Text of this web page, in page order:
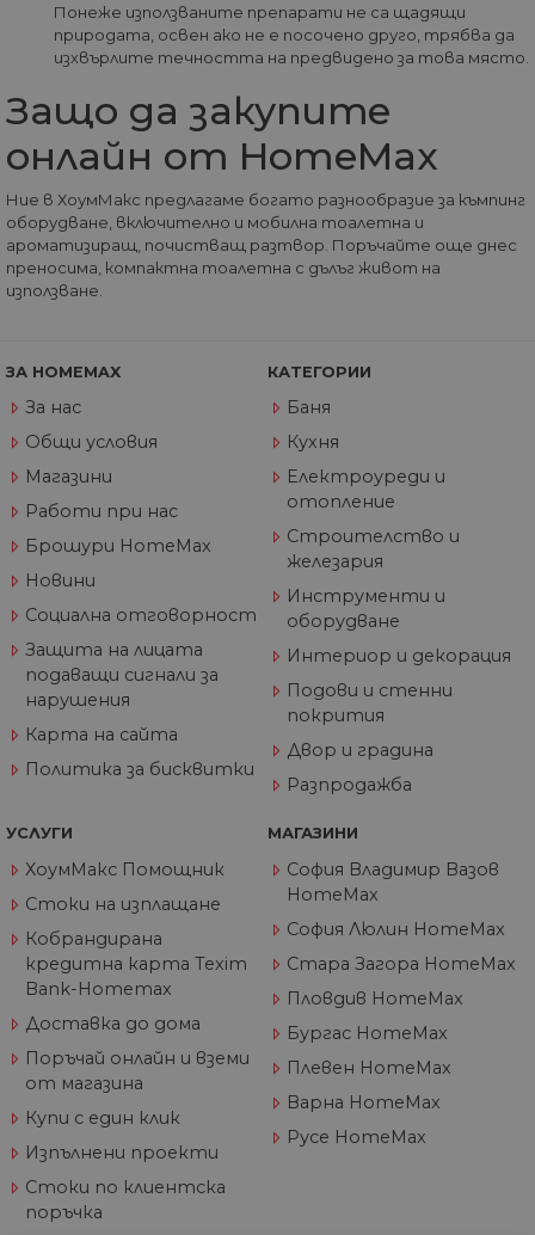
Понеже използваните препарати не са щадящи
природата, освен ако не е посочено друго, трябва да
изхвърлите течността на предвидено за това място.
Защо да закупите
онлайн от HomeMax
Ние в ХоумМакс предлагаме богато разнообразие за къмпинг
оборудване, включително и мобилна тоалетна и
ароматизиращ, почистващ разтвор. Поръчайте още днес
преносима, компактна тоалетна с дълъг живот на
използване.
ЗА HOMEMAX
За нас
Общи условия
Магазини
Работи при нас
Брошури HomeMax
Новини
Социална отговорност
Защита на лицата
подаващи сигнали за
нарушения
Карта на сайта
Политика за бисквитки
КАТЕГОРИИ
Баня
Кухня
Електроуреди и
отопление
Строителство и
железария
Инструменти и
оборудване
Интериор и декорация
Подови и стенни
покрития
Двор и градина
Разпродажба
УСЛУГИ
ХоумМакс Помощник
Стоки на изплащане
Кобрандирана
кредитна карта Texim
Bank-Homemax
Доставка до дома
Поръчай онлайн и вземи
от магазина
Купи с един клик
Изпълнени проекти
Стоки по клиентска
поръчка
МАГАЗИНИ
София Владимир Вазов
HomeMax
София Люлин HomeMax
Стара Загора HomeMax
Пловдив HomeMax
Бургас HomeMax
Плевен HomeMax
Варна HomeMax
Русе HomeMax
Строго необходими
Маркетингoви
Функционални
Некласифицирани
Строго необходимите бисквитки позволяват
основната функционалност на уебсайта, като
потребителско влизане и управление на
акаунта. Уебсайтът не може да се използва
Cloudflare
.onesignal.com
Google LLC
.www.home-
max.bg
1 месец
VISITOR_PRIVACY_METADATA
.youtube.com
4
CookieScriptConsent
www.home-
Google Privacy Policy